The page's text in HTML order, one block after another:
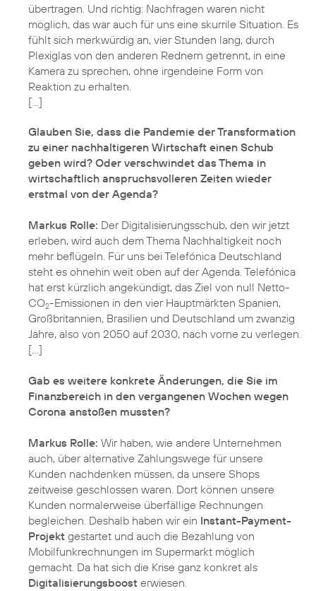
übertragen. Und richtig: Nachfragen waren nicht
möglich, das war auch für uns eine skurrile Situation. Es
fühlt sich merkwürdig an, vier Stunden lang, durch
Plexiglas von den anderen Rednern getrennt, in eine
Kamera zu sprechen, ohne irgendeine Form von
Reaktion zu erhalten.
[…]
Glauben Sie, dass die Pandemie der Transformation
zu einer nachhaltigeren Wirtschaft einen Schub
geben wird? Oder verschwindet das Thema in
wirtschaftlich anspruchsvolleren Zeiten wieder
erstmal von der Agenda?
Markus Rolle: Der Digitalisierungsschub, den wir jetzt
erleben, wird auch demThema Nachhaltigkeit noch
mehr beflügeln. Für uns bei Telefónica Deutschland
steht es ohnehin weit oben auf der Agenda. Telefónica
hat erst kürzlich angekündigt, das Ziel von null Netto-
CO2-Emissionen in den vier Hauptmärkten Spanien,
Großbritannien, Brasilien und Deutschland um zwanzig
Jahre, also von 2050 auf 2030, nach vorne zu verlegen.
[…]
Gab es weitere konkrete Änderungen, die Sie im
Finanzbereich in den vergangenen Wochen wegen
Corona anstoßen mussten?
Markus Rolle: Wir haben, wie andere Unternehmen
auch, über alternative Zahlungswege für unsere
Kunden nachdenken müssen, da unsere Shops
zeitweise geschlossen waren. Dort können unsere
Kunden normalerweise überfällige Rechnungen
begleichen. Deshalb haben wir ein Instant-Payment-
Projekt gestartet und auch die Bezahlung von
Mobilfunkrechnungen im Supermarkt möglich
gemacht. Da hat sich die Krise ganz konkret als
Digitalisierungsboost erwiesen.